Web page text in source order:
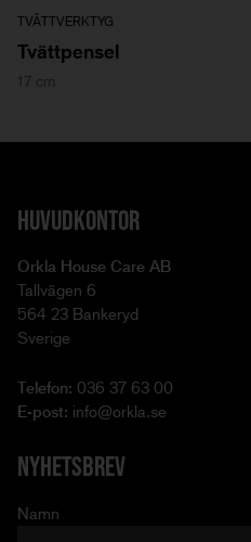
TVÄTTVERKTYG
Tvättpensel
17 cm
HUVUDKONTOR
Orkla House Care AB
Tallvägen 6
564 23 Bankeryd
Sverige
Telefon: 036 37 63 00
E-post: info@orkla.se
NYHETSBREV
Namn